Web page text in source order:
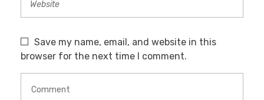
Save my name, email, and website in this
browser for the next time I comment.